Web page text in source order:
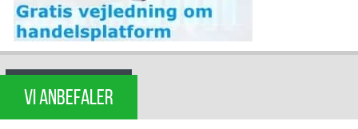
VI ANBEFALER